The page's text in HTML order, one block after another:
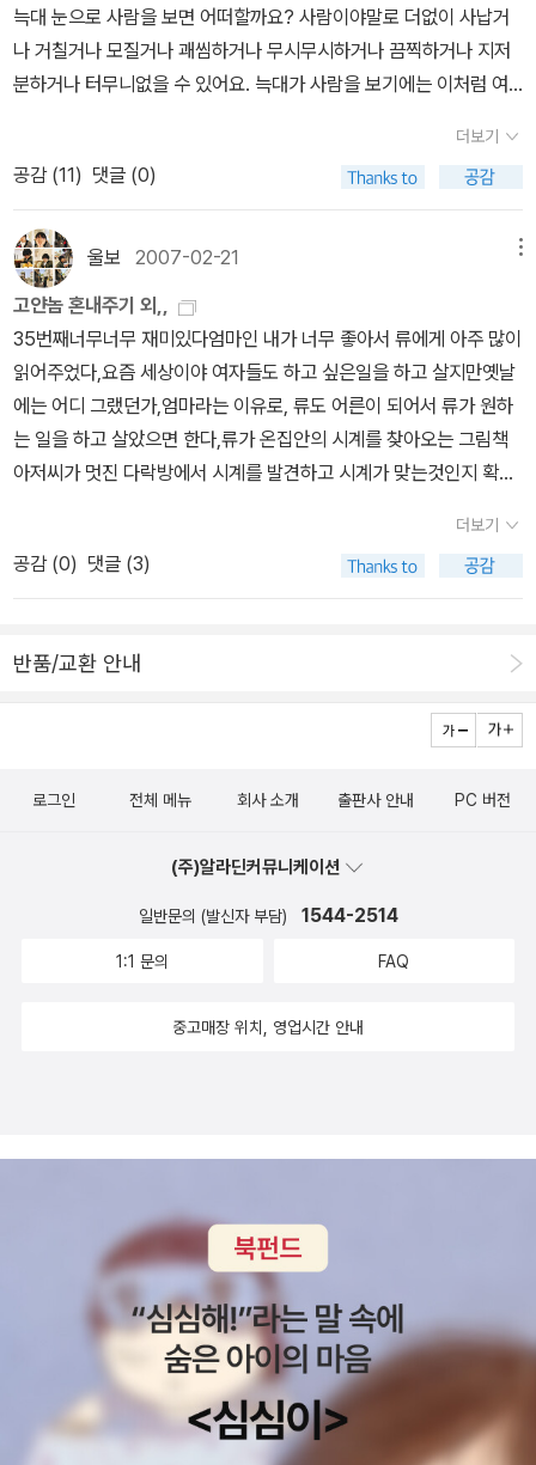
늑대 눈으로 사람을 보면 어떠할까요? 사람이야말로 더없이 사납거
나 거칠거나 모질거나 괘씸하거나 무시무시하거나 끔찍하거나 지저
분하거나 터무니없을 수 있어요. 늑대가 사람을 보기에는 이처럼 여
저 ‘재미’로 온갖 짐승을 마구 잡아서 죽입니다. 사람은 ‘보금자리’로
꾸밀 뜻이 아닌 그저 ‘돈벌이’를 노리면서 숲을 마구 허물거나 망가뜨
립니다. 사람이 이룬 나라는 저마다 평화를 외치면서도 군대하고 전
쟁무기를 어마어마하게 갖추어서 으르렁거려요. 평화를 바란다면서
왜 군대하고 전쟁무기에 그토록 돈을 엄청나게 쏟아부을까요? 과학
자는 왜 이렇게도 군사무기를 새로 만드는 데에 온힘을 쏟을까요? 이
제 늑대를 오롯이 늑대 마음으로 바라보기를 바라요. 스스로 늑대 눈
으로 보고, 스스로 늑대 발로 달리고, 스스로 늑대 머리로 생각하고,
스스로 늑대 털로 느끼고, 스스로 늑대 입으로 노래하고, 스스로 늑대
숨결로 별빛을 읽는 길을 헤아리기를 바랍니다. 이 별을 이룬 여러 이
웃 가운데 하나인 늑대를 참말로 이웃으로서 마주해 봐요. 이 마음을
고스란히 사람살이에 맞물려 놓고서, 사람인 이웃을 상냥하고 아름답
게 마주하고 어깨동무하는 길을 열어 봐요. 우리들 사람은 이 별에서
갈라잎새 스치는 느낌 누리거든달빛보다는 별빛을 봐작은 꽃빛을 눈
태어나면씩씩하되 상냥한 마음을당차되 부드러운 걸음을밝으며 꿰뚫
는 눈망울을여기에다가서로 돌볼 줄 아는 숨짓을놀이로 가르치고서
들녘사랑을 물려주지ㅍㄹㄴ글 : 숲노래·파란놀(최종규). 낱말책을 쓴
전》, 《미래세대를 위한 우리말과 문해력》, 《들꽃내음 따라 걷다가 작
숲마실》, 《우리말 수수께끼 동시》, 《시골에서 살림 짓는 즐거움》,
《이오덕 마음 읽기》을 썼다. blog.naver.com/hbooklove
더보기
공감 (11) 댓글 (0)
울보 2007-02-21
고얀놈 혼내주기 외,,
35번째너무너무 재미있다엄마인 내가 너무 좋아서 류에게 아주 많이
읽어주었다,요즘 세상이야 여자들도 하고 싶은일을 하고 살지만옛날
에는 어디 그랬던가,엄마라는 이유로, 류도 어른이 되어서 류가 원하
는 일을 하고 살았으면 한다,류가 온집안의 시계를 찾아오는 그림책
아저씨가 멋진 다락방에서 시계를 발견하고 시계가 맞는것인지 확인
고 어떤것이 맞냐고우리집은 안방시계가 조금 빠르다 일부러 내가 그
렇게 맞추어 놓았다,37번재책을 너무너무 좋아하는 햄스터몇일전에
사촌오빠네 가서 햄스터를 보았다,오빠가 키우는 햄스터를그런데 뜬
처럼 책으로 궁전을 만들고 놀고 싶다고 한다,,38번째너무나 멋진 이
야기류가 이쁜 공주이야기를 좋아해서 그런지 이그림책도 너무너무
좋아한다,다행이다조금은 어렵고 버겁지 않나 했는데 그래도 좋아라
재미난 이야기장난꾸러기에 말썽꾸리기주먹똥의 무용담이라고 해야
나 배를 잡고 웃었던지 우리아이들은 역시 멋진 아이들이 많답니다,,
ㅎㅎㅎ40번째]류가 새롭게 도전하는 책입니다난 책읽기가 좋아 1단
보기 딱입니다언제나 왜 엄마책만 가지고 다니냐고 하던 류인데이책
재미있데요,ㅎㅎ41번째겁많은 늑대이야기모두가 무서워하는 늑대가
더보기
공감 (0) 댓글 (3)
반품/교환 안내
로그인 전체 메뉴 회사 소개 출판사 안내 PC 버전
(주)알라딘커뮤니케이션
일반문의 (발신자 부담) 1544-2514
1:1 문의 FAQ
중고매장 위치, 영업시간 안내